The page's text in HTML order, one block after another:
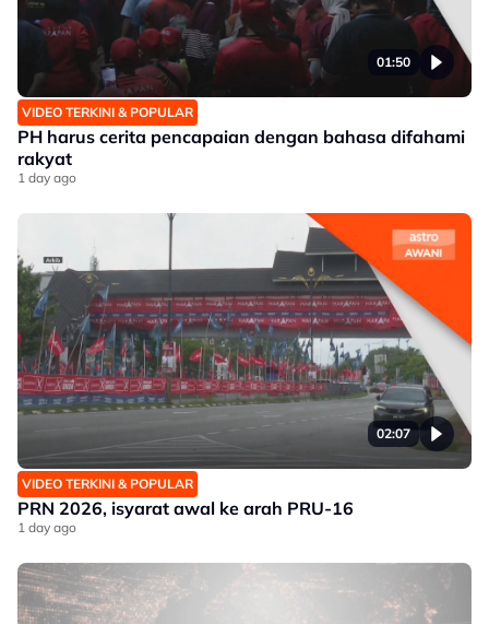
01:50
VIDEO TERKINI & POPULAR
PH harus cerita pencapaian dengan bahasa difahami
rakyat
1 day ago
02:07
VIDEO TERKINI & POPULAR
PRN 2026, isyarat awal ke arah PRU-16
1 day ago